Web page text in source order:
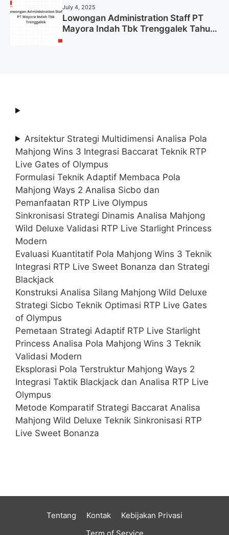
July 4, 2025
Lowongan Administration Staff PT
Mayora Indah Tbk Trenggalek Tahun
Arsitektur Strategi Multidimensi Analisa Pola
Mahjong Wins 3 Integrasi Baccarat Teknik RTP
Live Gates of Olympus
Formulasi Teknik Adaptif Membaca Pola
Mahjong Ways 2 Analisa Sicbo dan
Pemanfaatan RTP Live Olympus
Sinkronisasi Strategi Dinamis Analisa Mahjong
Wild Deluxe Validasi RTP Live Starlight Princess
Modern
Evaluasi Kuantitatif Pola Mahjong Wins 3 Teknik
Integrasi RTP Live Sweet Bonanza dan Strategi
Blackjack
Konstruksi Analisa Silang Mahjong Wild Deluxe
Strategi Sicbo Teknik Optimasi RTP Live Gates
of Olympus
Pemetaan Strategi Adaptif RTP Live Starlight
Princess Analisa Pola Mahjong Wins 3 Teknik
Validasi Modern
Eksplorasi Pola Terstruktur Mahjong Ways 2
Integrasi Taktik Blackjack dan Analisa RTP Live
Olympus
Metode Komparatif Strategi Baccarat Analisa
Mahjong Wild Deluxe Teknik Sinkronisasi RTP
Live Sweet Bonanza
Tentang Kontak
Kebijakan Privasi
Term of Service